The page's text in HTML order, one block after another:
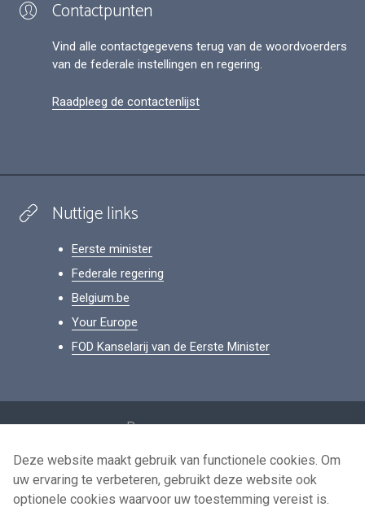
Contactpunten
Vind alle contactgegevens terug van de woordvoerders
van de federale instellingen en regering.
Raadpleeg de contactenlijst
Nuttige links
Eerste minister
Federale regering
Belgium.be
Your Europe
FOD Kanselarij van de Eerste Minister
Persoonsgegevens
Voorwaarden voor het hergebruik
Contacteer ons
Deze website maakt gebruik van functionele cookies. Om
uw ervaring te verbeteren, gebruikt deze website ook
optionele cookies waarvoor uw toestemming vereist is.